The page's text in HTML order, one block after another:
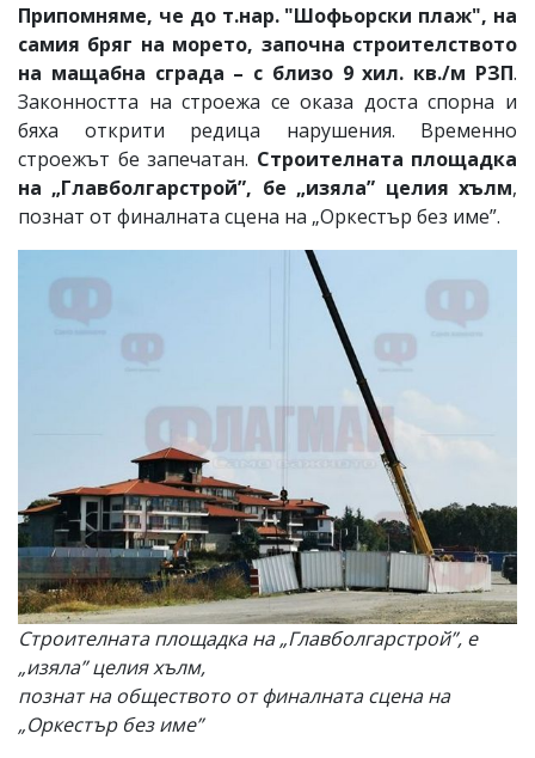
Припомняме, че до т.нар. "Шофьорски плаж", на
самия бряг на морето, започна строителството
на мащабна сграда – с близо 9 хил. кв./м РЗП.
Законността на строежа се оказа доста спорна и
бяха открити редица нарушения. Временно
строежът бе запечатан. Строителната площадка
на „Главболгарстрой”, бе „изяла” целия хълм,
познат от финалната сцена на „Оркестър без име”.
Строителната площадка на „Главболгарстрой”, е
„изяла” целия хълм,
познат на обществото от финалната сцена на
„Оркестър без име”